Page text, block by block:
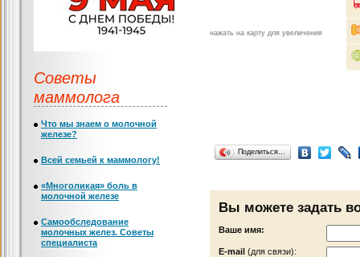
нажать на карту для увеличения
Поделиться…
Вы можете задать
Ваше имя:
Е-mail (для связи):
Советы
маммолога
Что мы знаем о молочной
железе?
Всей семьей к маммологу!
«Многоликая» боль в
молочной железе
Самообследование
молочных желез. Советы
специалиста